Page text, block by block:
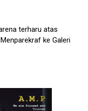
terharu atas
ke Galeri